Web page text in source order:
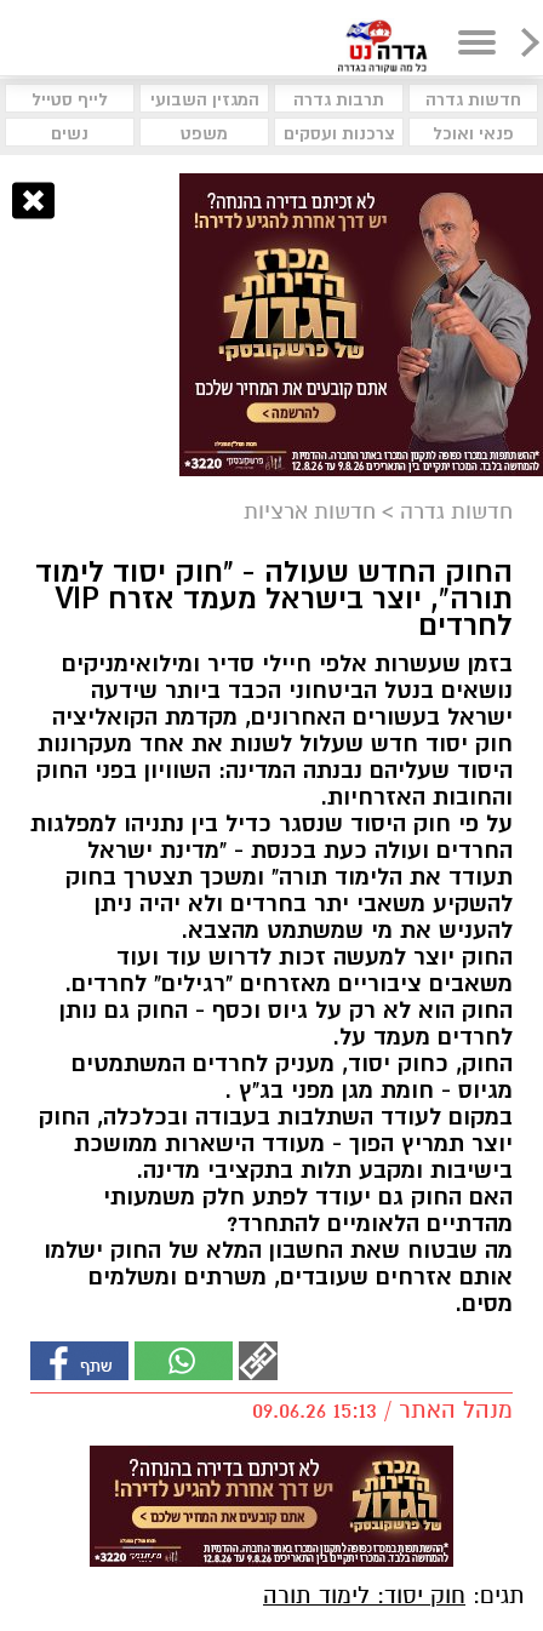
חדשות גדרה תרבות גדרה המגזין השבועי
לייף סטייל
פנאי ואוכל
צרכנות ועסקים משפט נשים
חדשות גדרה > חדשות ארציות
החוק החדש שעולה - "חוק יסוד לימוד
תורה", יוצר בישראל מעמד אזרח VIP
לחרדים
בזמן שעשרות אלפי חיילי סדיר ומילואימניקים
נושאים בנטל הביטחוני הכבד ביותר שידעה
ישראל בעשורים האחרונים, מקדמת הקואליציה
חוק יסוד חדש שעלול לשנות את אחד מעקרונות
היסוד שעליהם נבנתה המדינה: השוויון בפני החוק
והחובות האזרחיות.
על פי חוק היסוד שנסגר כדיל בין נתניהו למפלגות
החרדים ועולה כעת בכנסת - "מדינת ישראל
תעודד את הלימוד תורה" ומשכך תצטרך בחוק
להשקיע משאבי יתר בחרדים ולא יהיה ניתן
להעניש את מי שמשתמט מהצבא.
החוק יוצר למעשה זכות לדרוש עוד ועוד
משאבים ציבוריים מאזרחים "רגילים" לחרדים.
החוק הוא לא רק על גיוס וכסף - החוק גם נותן
לחרדים מעמד על.
החוק, כחוק יסוד, מעניק לחרדים המשתמטים
מגיוס - חומת מגן מפני בג"ץ .
במקום לעודד השתלבות בעבודה ובכלכלה, החוק
יוצר תמריץ הפוך - מעודד הישארות ממושכת
בישיבות ומקבע תלות בתקציבי מדינה.
האם החוק גם יעודד לפתע חלק משמעותי
מהדתיים הלאומיים להתחרד?
מה שבטוח שאת החשבון המלא של החוק ישלמו
אותם אזרחים שעובדים, משרתים ומשלמים
מסים.
מנהל האתר / 15:13 09.06.26
תגים: חוק יסוד: לימוד תורה